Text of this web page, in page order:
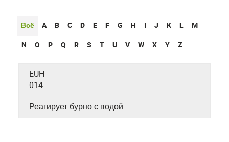
Всё A B C D E F G H I J K L
M
N
O P Q R S T U V W X Y Z
EUH
014
Реагирует бурно с водой.